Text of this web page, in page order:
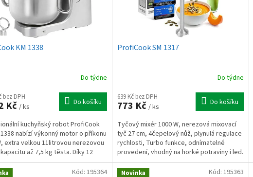
KM 1338
Do týdne
bez DPH
Kč / ks Do košíku
kuchyňský robot ProfiCook
1338 nabízí výkonný motor o příkonu
extra velkou 11litrovou nerezovou
až 7,5 kg těsta. Díky 12
ProfiCook SM 1317
Do týdne
639 Kč bez DPH
773 Kč / ks Do košíku
Tyčový mixér 1000 W, nerezová mixovací
tyč 27 cm, 4čepelový nůž, plynulá regulace
rychlosti, Turbo funkce, odnímatelné
provedení, vhodný na horké potraviny i led.
Kód: 195364 Novinka Kód: 195363